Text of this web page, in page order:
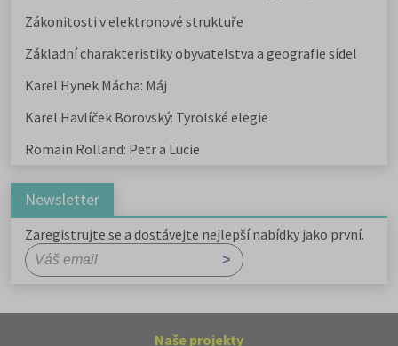
Zákonitosti v elektronové struktuře
Základní charakteristiky obyvatelstva a geografie sídel
Karel Hynek Mácha: Máj
Karel Havlíček Borovský: Tyrolské elegie
Romain Rolland: Petr a Lucie
Newsletter
Zaregistrujte se a dostávejte nejlepší nabídky jako první.
Naše projekty